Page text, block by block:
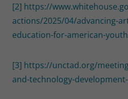
[2] https://
actions/2025/04/advancing-
education-for-american-
[3] https://unctad.org/
and-technology-